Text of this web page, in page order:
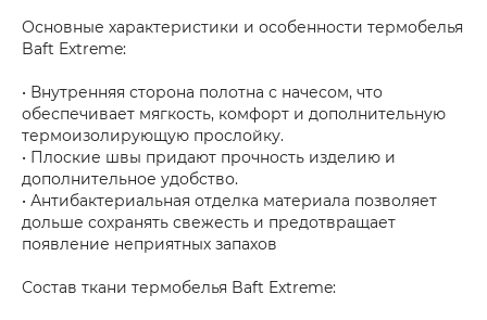
Основные характеристики и особенности термобелья
Baft Extreme:
• Внутренняя сторона полотна с начесом, что
обеспечивает мягкость, комфорт и дополнительную
термоизолирующую прослойку.
• Плоские швы придают прочность изделию и
дополнительное удобство.
• Антибактериальная отделка материала позволяет
дольше сохранять свежесть и предотвращает
появление неприятных запахов
Состав ткани термобелья Baft Extreme: